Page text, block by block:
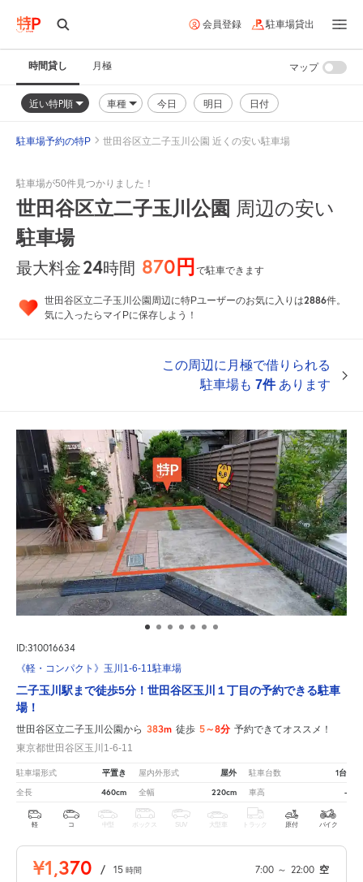
会員登録 駐車場貸出
時間貸し 月極
近い特P順 車種 今日 明日 日付
マップ
駐車場予約の特P 世田谷区立二子玉川公園 近くの安い駐車場
駐車場が50件見つかりました！
世田谷区立二子玉川公園 周辺の安い
駐車場
最大料金24時間 870円で駐車できます
世田谷区立二子玉川公園周辺に特Pユーザーのお気に入りは2886件。
気に入ったらマイPに保存しよう！
この周辺に月極で借りられる
駐車場も 7件あります
ID:310016634
《軽・コンパクト》玉川1-6-11駐車場
二子玉川駅まで徒歩5分！世田谷区玉川１丁目の予約できる駐車
場！
世田谷区立二子玉川公園から 383m 徒歩 5～8分 予約できてオススメ！
東京都世田谷区玉川1-6-11
駐車場形式 平置き 屋内外形式 屋外 駐車台数 1台
全長 460cm 全幅 220cm 車高 -
軽 コ 中型 ボックス SUV 大型車 トラック 原付 バイク
¥1,370 / 15 時間 7:00 ～ 22:00 空